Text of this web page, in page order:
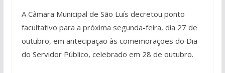
A Câmara Municipal de São Luís decretou ponto
facultativo para a próxima segunda-feira, dia 27 de
outubro, em antecipação às comemorações do Dia
do Servidor Público, celebrado em 28 de outubro.